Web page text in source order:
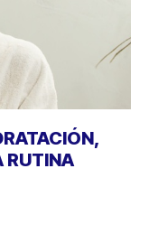
RUTINA